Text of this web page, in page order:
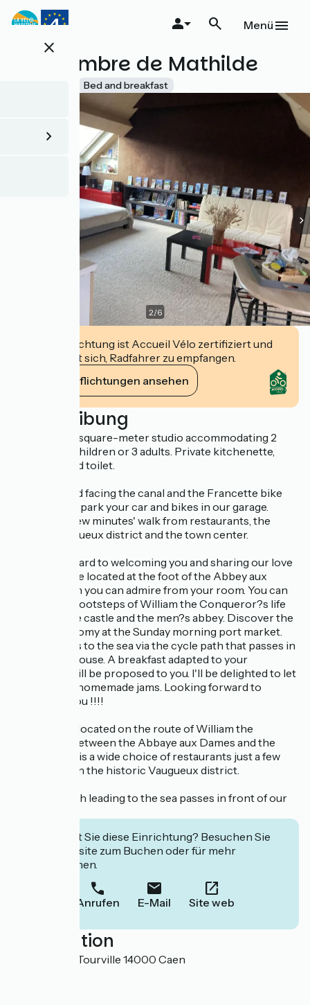
Direkt
zum
close
Menü
La chambre de Mathilde
Bed and breakfast
2/6
Diese Einrichtung ist Accueil Vélo zertifiziert und
verpflichtet sich, Radfahrer zu empfangen.
Ihre Verpflichtungen ansehen
Beschreibung
Spacious 50-square-meter studio accommodating 2
adults and 2 children or 3 adults. Private kitchenette,
bathroom and toilet.
Ideally located facing the canal and the Francette bike
path. You can park your car and bikes in our garage.
We're just a few minutes' walk from restaurants, the
historic Vaugueux district and the town center.
We look forward to welcoming you and sharing our love
of Caen. We're located at the foot of the Abbey aux
Dames, which you can admire from your room. You can
follow in the footsteps of William the Conqueror?s life
by visiting the castle and the men?s abbey. Discover the
local gastronomy at the Sunday morning port market.
Direct access to the sea via the cycle path that passes in
front of our house. A breakfast adapted to your
greediness will be proposed to you. I'll be delighted to let
you taste my homemade jams. Looking forward to
welcoming you !!!!
Our house is located on the route of William the
Conqueror, between the Abbaye aux Dames and the
castle. There is a wide choice of restaurants just a few
blocks away in the historic Vaugueux district.
The cycle path leading to the sea passes in front of our
Interessiert Sie diese Einrichtung? Besuchen Sie
deren Website zum Buchen oder für mehr
Informationen.
Anrufen E-Mail Site web
Localisation
11 Avenue de Tourville 14000 Caen